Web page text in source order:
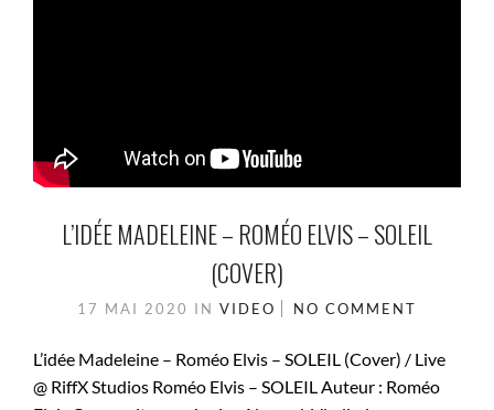
L’IDÉE MADELEINE – ROMÉO ELVIS – SOLEIL
(COVER)
17 MAI 2020 IN VIDEO NO COMMENT
L’idée Madeleine – Roméo Elvis – SOLEIL (Cover) / Live
@ RiffX Studios Roméo Elvis – SOLEIL Auteur : Roméo